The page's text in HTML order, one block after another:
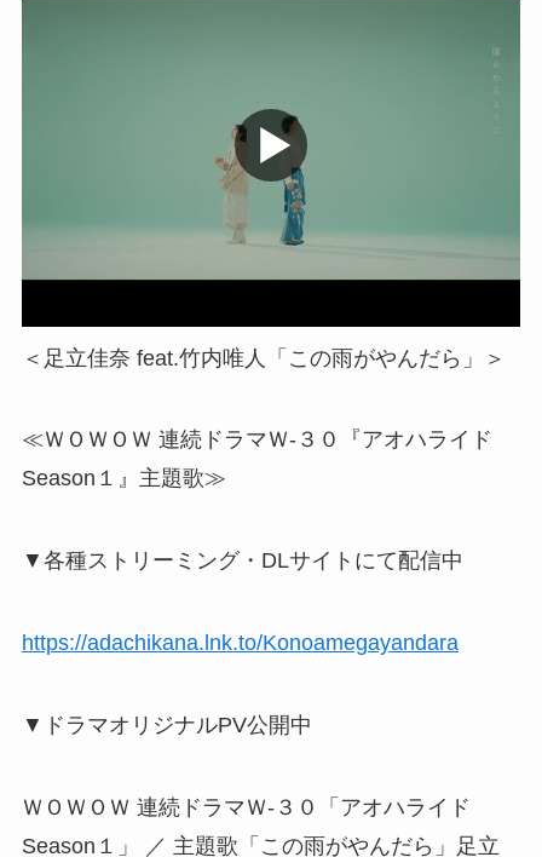
＜足立佳奈 feat.竹内唯人「この雨がやんだら」＞
≪ＷＯＷＯＷ 連続ドラマＷ-３０『アオハライド
Season１』主題歌≫
▼各種ストリーミング・DLサイトにて配信中
https://adachikana.lnk.to/Konoamegayandara
▼ドラマオリジナルPV公開中
ＷＯＷＯＷ 連続ドラマＷ-３０「アオハライド
Season１」 ／ 主題歌「この雨がやんだら」足立